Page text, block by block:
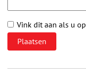
Vink dit aan als u